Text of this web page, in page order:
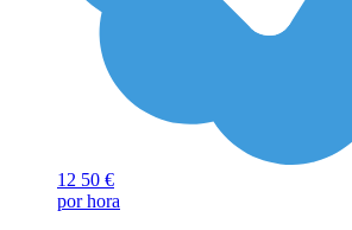
12 50 €
por hora